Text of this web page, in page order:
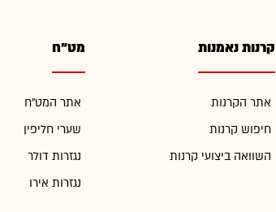
קרנות נאמנות
אתר הקרנות
חיפוש קרנות
השוואה ביצועי קרנות
מט"ח
אתר המט"ח
שערי חליפין
נגזרות דולר
נגזרות אירו